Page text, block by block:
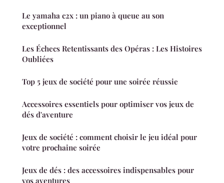
Le yamaha c2x : un piano à queue au son
exceptionnel
Les Échecs Retentissants des Opéras : Les Histoires
Oubliées
Top 5 jeux de société pour une soirée réussie
Accessoires essentiels pour optimiser vos jeux de
dés d'aventure
Jeux de société : comment choisir le jeu idéal pour
votre prochaine soirée
Jeux de dés : des accessoires indispensables pour
vos aventures